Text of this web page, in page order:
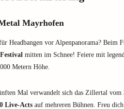
Mayrhofen
Headbangen vor Alpenpanorama? Beim
mitten im Schnee! Feiere mit
Metern Höhe.
Mal verwandelt sich das Zillertal vom
Live-Acts auf mehreren Bühnen. Freu